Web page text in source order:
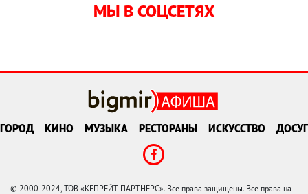
МЫ В СОЦСЕТЯХ
ГОРОД КИНО МУЗЫКА РЕСТОРАНЫ ИСКУССТВО ДОСУГ
© 2000-2024, ТОВ «КЕПРЕЙТ ПАРТНЕРС». Все права защищены. Все права на